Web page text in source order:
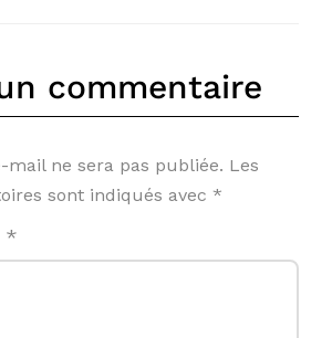
commentaire
mail ne sera pas publiée. Les
sont indiqués avec *
*